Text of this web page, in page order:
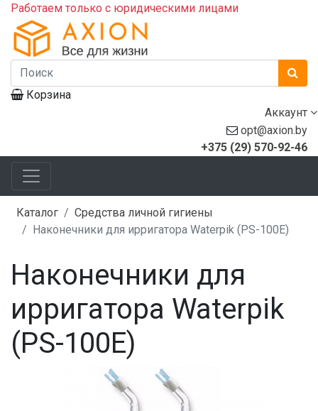
Работаем только с юридическими лицами
Корзина
Аккаунт
opt@axion.by
+375 (29) 570-92-46
Каталог
Средства личной гигиены
Наконечники для ирригатора Waterpik (PS-100E)
Наконечники для
ирригатора Waterpik
(PS-100E)